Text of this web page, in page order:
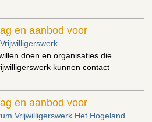
en aanbod voor
doen en organisaties die
kunnen contact
en aanbod voor
Vrijwilligerswerk Het Hogeland